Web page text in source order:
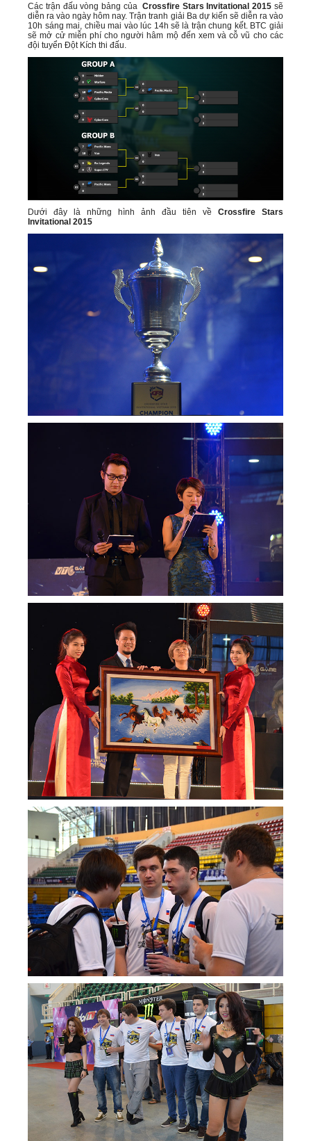
Các trận đấu vòng bảng củaCrossfire Stars Invitational 2015 sẽ
diễn ra vào ngày hôm nay. Trận tranh giải Ba dự kiến sẽ diễn ra vào
10h sáng mai, chiều mai vào lúc 14h sẽ là trận chung kết. BTC giải
sẽ mở cử miễn phí cho người hâm mộ đến xem và cỗ vũ cho các
đội tuyển Đột Kích thi đấu.
Dưới đây là những hình ảnh đầu tiên về Crossfire Stars
Invitational 2015